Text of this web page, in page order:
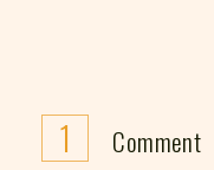
1 Comment